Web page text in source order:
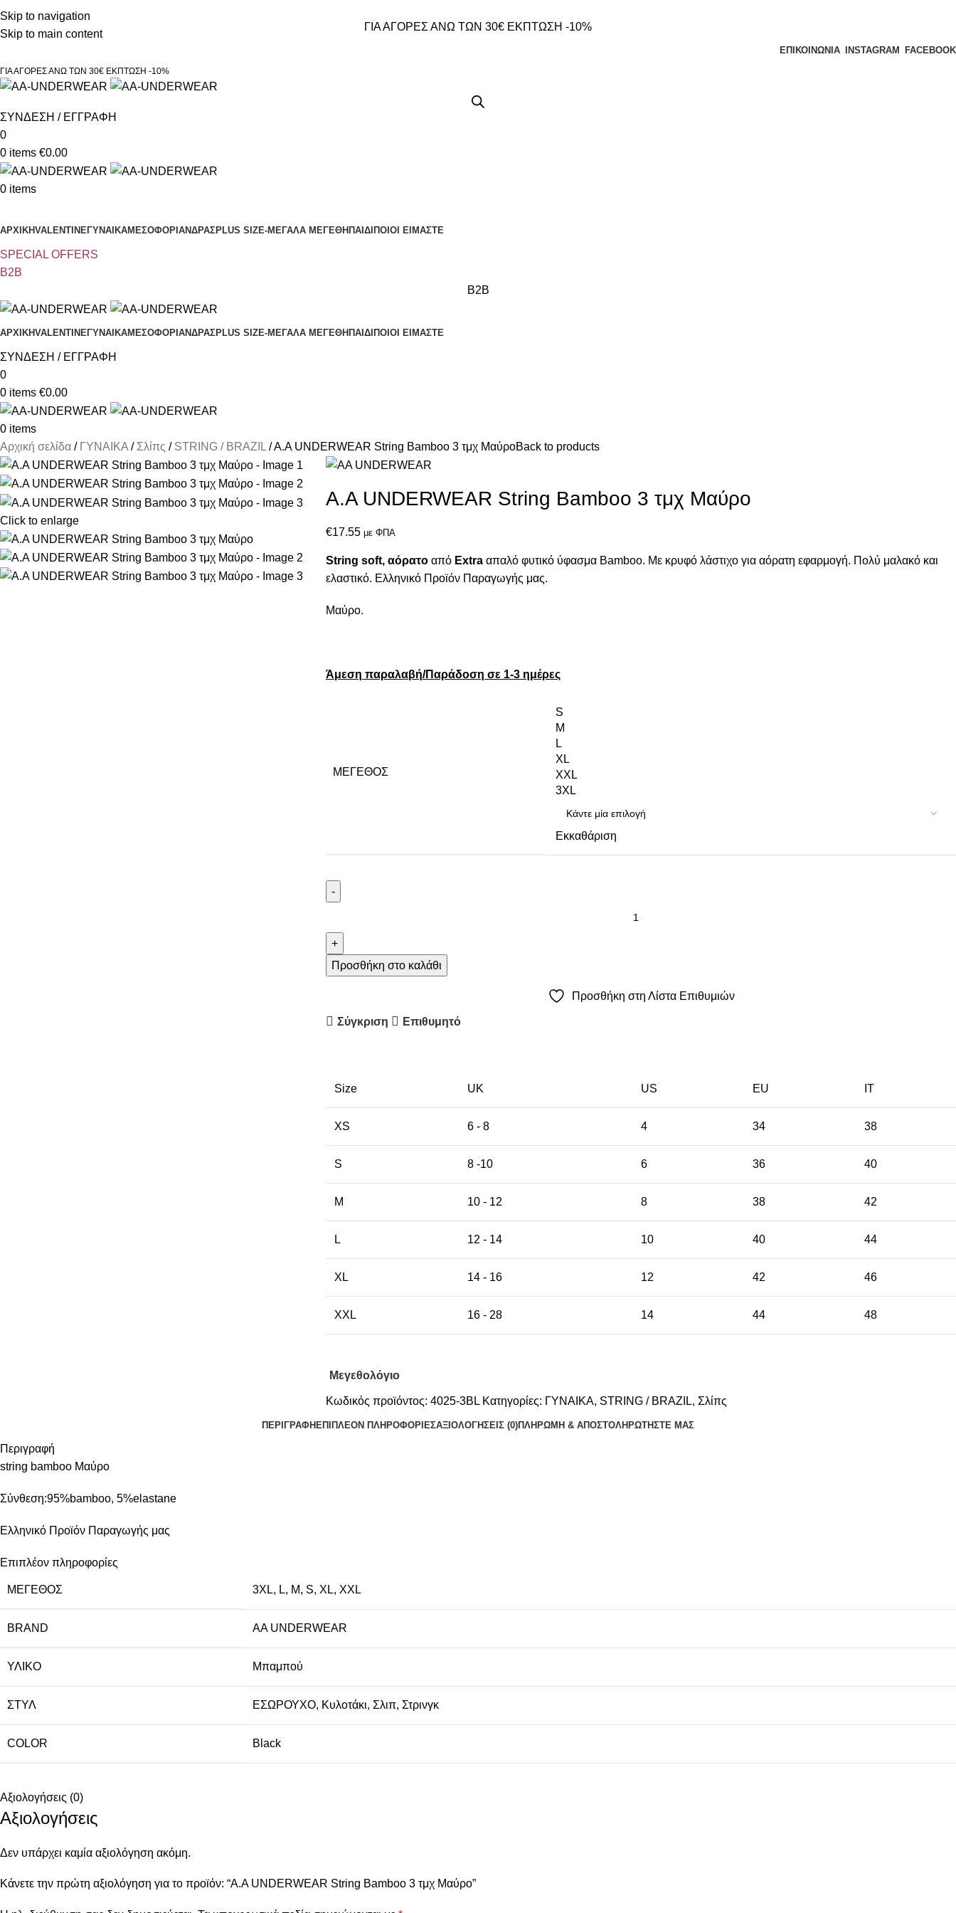
Skip to navigation
Skip to main content
Τηλεφωνικές παραγγελίες 23210 97300
ΓΙΑ ΑΓΟΡΕΣ ΑΝΩ ΤΩΝ 30€ ΕΚΠΤΩΣΗ -10%
ΕΠΙΚΟΙΝΩΝΙΑ INSTAGRAM FACEBOOK
ΓΙΑ ΑΓΟΡΕΣ ΑΝΩ ΤΩΝ 30€ ΕΚΠΤΩΣΗ -10%
ΣΥΝΔΕΣΗ / ΕΓΓΡΑΦΗ
0
0 items €0.00
0 items
ΑΡΧΙΚΗVALENTINEΓΥΝΑΙΚΑΜΕΣΟΦΟΡΙ ΑΝΔΡΑΣPLUS SIZE-ΜΕΓΑΛΑ ΜΕΓΕΘΗ ΠΑΙΔΙ ΠΟΙΟΙ ΕΙΜΑΣΤΕ
SPECIAL OFFERS
B2B
B2B
ΑΡΧΙΚΗVALENTINEΓΥΝΑΙΚΑΜΕΣΟΦΟΡΙΑΝΔΡΑΣPLUS SIZE-ΜΕΓΑΛΑ ΜΕΓΕΘΗΠΑΙΔΙΠΟΙΟΙ ΕΙΜΑΣΤΕ
ΣΥΝΔΕΣΗ / ΕΓΓΡΑΦΗ
0
0 items €0.00
0 items
Αρχική σελίδα
ΓΥΝΑΙΚΑ Σλίπς STRING / BRAZIL A.A UNDERWEAR String Bamboo 3 τμχ ΜαύροBack to products
Click to enlarge
A.A UNDERWEAR String Bamboo 3 τμχ Μαύρο
€17.55 με ΦΠΑ
String soft, αόρατο από Extra απαλό φυτικό ύφασμα Bamboo. Με κρυφό λάστιχο για αόρατη εφαρμογή. Πολύ μαλακό και
ελαστικό. Ελληνικό Προϊόν Παραγωγής μας.
Μαύρο.
Άμεση παραλαβή/Παράδοση σε 1-3 ημέρες
ΜΈΓΕΘΟΣ
S
M
L
XL
XXL
3XL
Εκκαθάριση
Προσθήκη στο καλάθι
Προσθήκη στη Λίστα Επιθυμιών
Σύγκριση Επιθυμητό
Size UK US EU ΙΤ
XS 6 - 8 4 34 38
S 8 -10 6 36 40
M 10 - 12 8 38 42
L 12 - 14 10 40 44
XL 14 - 16 12 42 46
XXL 16 - 28 14 44 48
Μεγεθολόγιο
Κωδικός προϊόντος: 4025-3BL Κατηγορίες: ΓΥΝΑΙΚΑ, STRING / BRAZIL, Σλίπς
ΠΕΡΙΓΡΑΦΉΕΠΙΠΛΈΟΝ ΠΛΗΡΟΦΟΡΊΕΣΑΞΙΟΛΟΓΉΣΕΙΣ (0)ΠΛΗΡΩΜΗ & ΑΠΟΣΤΟΛΗΡΩΤΉΣΤΕ ΜΑΣ
Περιγραφή
string bamboo Μαύρο
Σύνθεση:95%bamboo, 5%elastane
Ελληνικό Προϊόν Παραγωγής μας
Επιπλέον πληροφορίες
ΜΈΓΕΘΟΣ 3XL, L, M, S, XL, XXL
BRAND AA UNDERWEAR
ΥΛΙΚΌ Μπαμπού
ΣΤΥΛ ΕΣΩΡΟΥΧΟ, Κυλοτάκι, Σλιπ, Στρινγκ
COLOR Black
Αξιολογήσεις (0)
Αξιολογήσεις
Δεν υπάρχει καμία αξιολόγηση ακόμη.
Κάνετε την πρώτη αξιολόγηση για το προϊόν: “A.A UNDERWEAR String Bamboo 3 τμχ Μαύρο”